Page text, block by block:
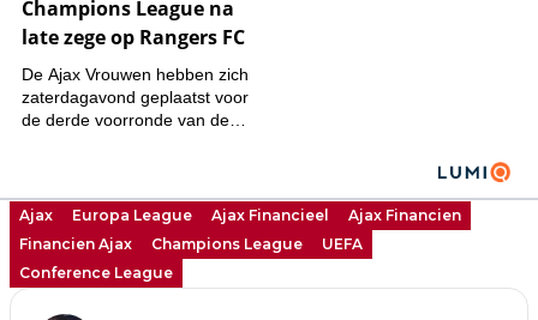
Ajax Europa League Ajax Financieel
Ajax Financien
Financien Ajax
Champions League
UEFA
Conference League